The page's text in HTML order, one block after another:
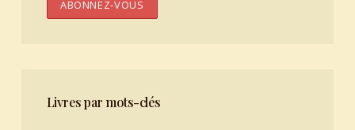
Livres par mots-clés